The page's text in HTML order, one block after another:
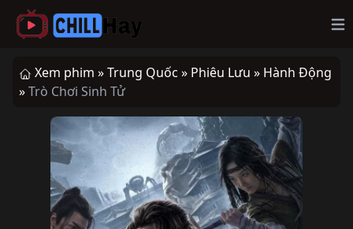
Xem phim »Trung Quốc » Phiêu Lưu » Hành Động
»Trò Chơi Sinh Tử